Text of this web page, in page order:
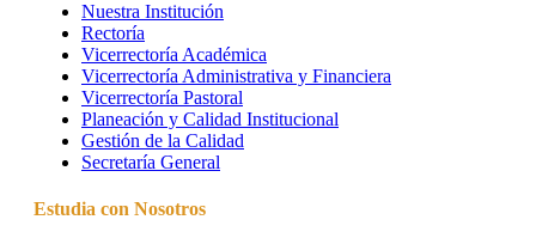
Nuestra Institución
Rectoría
Vicerrectoría Académica
Vicerrectoría Administrativa y Financiera
Vicerrectoría Pastoral
Planeación y Calidad Institucional
Gestión de la Calidad
Secretaría General
Estudia con Nosotros